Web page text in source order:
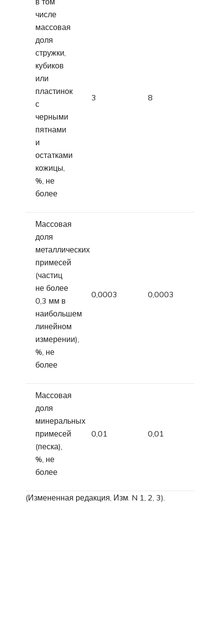
числе
массовая
доля
стружки,
кубиков
или
пластинок
с
черными
пятнами
и
остатками
кожицы,
%, не
более
3 8
Массовая
доля
металлических
примесей
(частиц
не более
0,3 мм в
наибольшем
линейном
измерении),
%, не
более
0,0003 0,0003
Массовая
доля
минеральных
примесей
(песка),
%, не
более
0,01 0,01
(Измененная редакция, Изм. N 1, 2, 3).